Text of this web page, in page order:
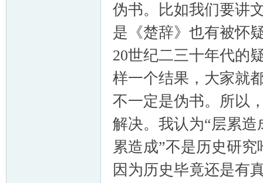
伪书。比如我们要讲
是《楚辞》也有被怀
20世纪二三十年代的
样一个结果，大家就
不一定是伪书。所以
解决。我认为“层累
累造成”不是历史研
因为历史毕竟还是有